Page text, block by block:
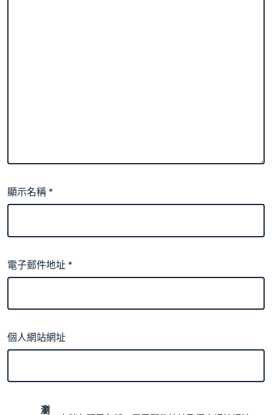
顯示名稱*
電子郵件地址*
個人網站網址
瀏